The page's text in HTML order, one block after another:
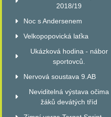
2018/19
Noc s Andersenem
Velkopopovická laťka
Ukázková hodina - nábor
sportovců.
Nervová soustava 9.AB
Neviditelná výstava očima
žáků devátých tříd